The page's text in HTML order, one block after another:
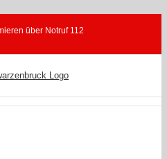
über Notruf 112